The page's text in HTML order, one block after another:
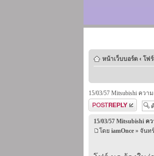
หน้าเว็บบอร์ด ‹ โฟ
15/03/57 Mitsubishi คว
ตอบกระทู้
15/03/57 Mitsubishi
โดย iamOnce » จันท